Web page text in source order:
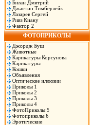
Билан Дмитрий
Джастин Тимберлейк
Лазарев Сергей
Ривз Киану
Фактор 2
ФОТОПРИКОЛЫ
Джордж Буш
Животные
Карикатуры Корсунова
Карикатуры
Кошки
Объявления
Оптические иллюзии
Приколы 1
Приколы 2
Приколы 3
Приколы 4
ФотоПриколы 5
Фотоприколы 6
Эротические